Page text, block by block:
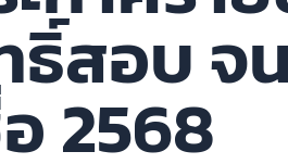
ธิ์สอบ จ
2568